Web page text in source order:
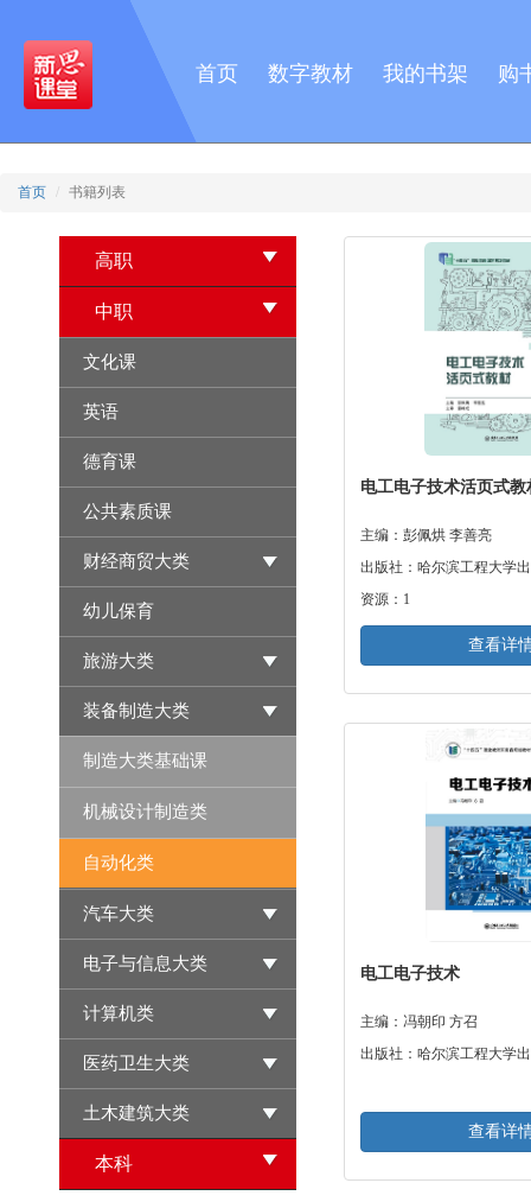
首页 数字教材 我的书架 购
首页 书籍列表
高职
中职
文化课
英语
德育课
公共素质课
财经商贸大类
幼儿保育
旅游大类
装备制造大类
制造大类基础课
机械设计制造类
自动化类
汽车大类
电子与信息大类
计算机类
医药卫生大类
土木建筑大类
本科
电工电子技术活页式教
主编：彭佩烘 李善亮
出版社：哈尔滨工程大学
资源：1
查看详
电工电子技术
主编：冯朝印 方召
出版社：哈尔滨工程大学
查看详